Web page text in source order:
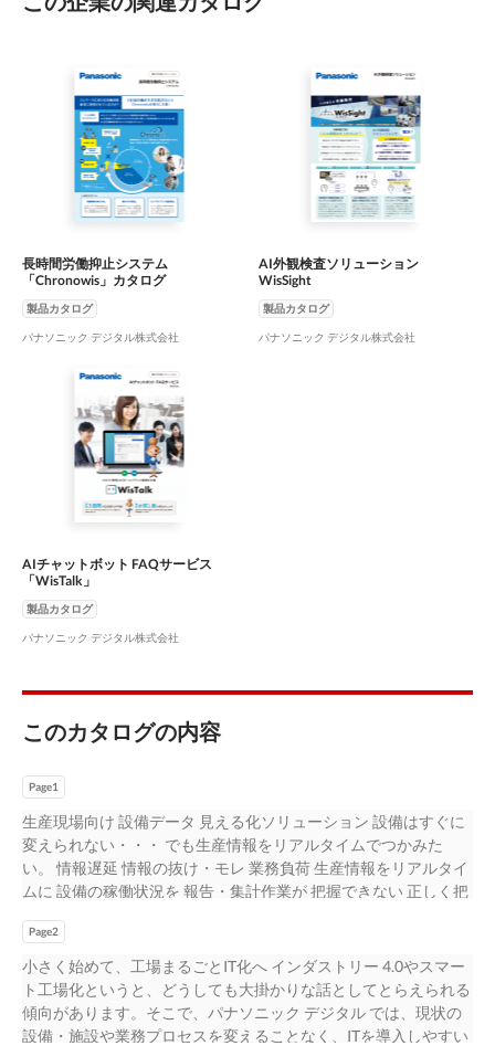
長時間労働抑止システム
「Chronowis」カタログ
製品カタログ
パナソニック デジタル株式会社
AI外観検査ソリューション
WisSight
製品カタログ
パナソニック デジタル株式会社
AIチャットボット FAQサービス
「WisTalk」
製品カタログ
パナソニック デジタル株式会社
このカタログの内容
Page1
生産現場向け 設備データ 見える化ソリューション 設備はすぐに
変えられない・・・ でも生産情報をリアルタイムでつかみた
い。 情報遅延 情報の抜け・モレ 業務負荷 生産情報をリアルタイ
ムに 設備の稼働状況を 報告・集計作業が 把握できない 正しく把
チョコ停など 付帯作業に 夜まで 稼働状況が 人手をとられ、 待た
なくては… 報告されていない… 現場の負担に… 現状の設備 を変え
ずに データの収集・見える化を可能にし、生産性を向上！ 各種
設備データの送信 データ収集 データ可視化ツール ファイル化 リ
アルタイムモニター 工場サイネージ 設備映像 設備稼働信号 DB
Page2
小さく始めて、工場まるごとIT化へ インダストリー 4.0やスマー
ト工場化というと、どうしても大掛かりな話としてとらえられる
傾向があります。そこで、パナソニック デジタル では、現状の
設備・施設や業務プロセスを変えることなく、ITを導入しやすい